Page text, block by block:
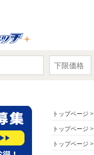
トップページ >
トップページ >
トップページ >